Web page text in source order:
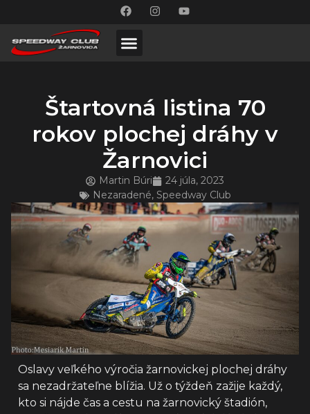
Štartovná listina 70
rokov plochej dráhy v
Žarnovici
Martin Búri
24 júla, 2023
Nezaradené, Speedway Club
Oslavy veľkého výročia žarnovickej plochej dráhy
sa nezadržateľne blížia. Už o týždeň zažije každý,
kto si nájde čas a cestu na žarnovický štadión,